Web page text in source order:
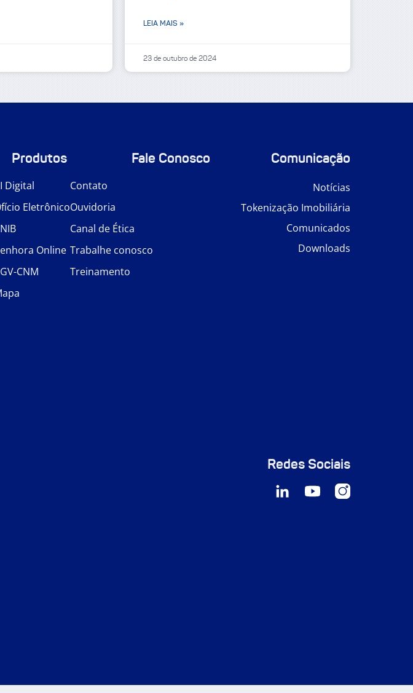
LEIA MAIS »
23 de outubro de 2024
Produtos
Digital
Eletrônico
Online
CNM
Fale Conosco
Contato
Ouvidoria
Canal de Ética
Trabalhe conosco
Treinamento
Comunicação
Notícias
Tokenização Imobiliária
Comunicados
Downloads
Redes Sociais